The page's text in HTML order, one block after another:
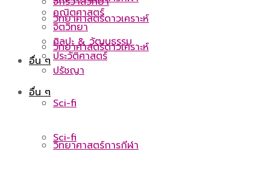
วิทยาศาสตร์ดาวเคราะห์
อื่น ๆ
Sci-fi
วิทยาศาสตร์ดาวเคราะห์
อื่น ๆ
Sci-fi
วิทยาศาสตร์การกีฬา
คณิตศาสตร์
จิตวิทยา
ศิลปะ & วัฒนธรรม
ประวัติศาสตร์
ปรัชญา